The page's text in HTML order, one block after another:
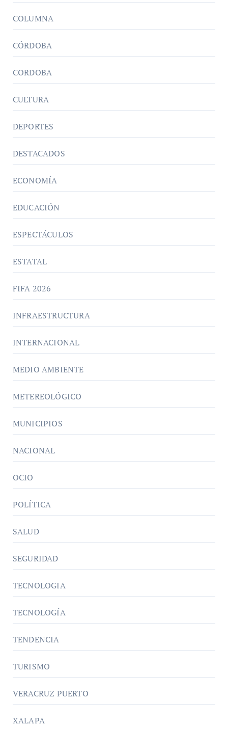
COLUMNA
CÓRDOBA
CORDOBA
CULTURA
DEPORTES
DESTACADOS
ECONOMÍA
EDUCACIÓN
ESPECTÁCULOS
ESTATAL
FIFA 2026
INFRAESTRUCTURA
INTERNACIONAL
MEDIO AMBIENTE
METEREOLÓGICO
MUNICIPIOS
NACIONAL
OCIO
POLÍTICA
SALUD
SEGURIDAD
TECNOLOGIA
TECNOLOGÍA
TENDENCIA
TURISMO
VERACRUZ PUERTO
XALAPA